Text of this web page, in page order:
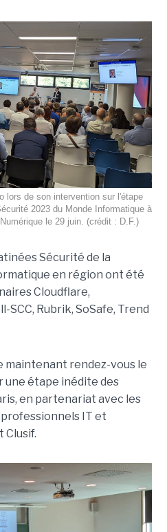
lors de son intervention sur l'étape
2023 du Monde Informatique à
le 29 juin. (crédit : D.F.)
Sécurité de la
en région ont été
Cloudflare,
SCC, Rubrik, SoSafe, Trend
maintenant rendez-vous le
une étape inédite des
en partenariat avec les
IT et
Clusif.